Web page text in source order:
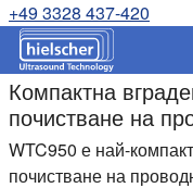
+49 3328 437-420
Компактна
почистване на
WTC950 е най-
почистване на